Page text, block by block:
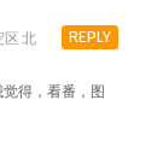
REPLY
区 北
得，看番，图